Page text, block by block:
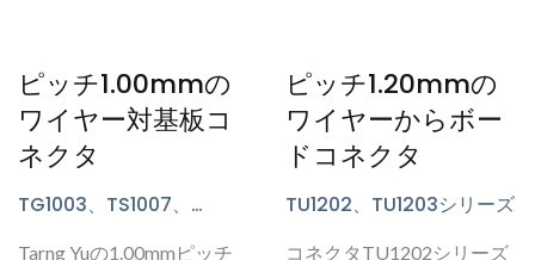
ピッチ1.00mmの
ワイヤー対基板コ
ネクタ
TG1003、TS1007、
Tarng Yuの1.00mmピッチ
ピッチ1.20mmの
ワイヤーからボー
ドコネクタ
TU1202、TU1203シリーズ
コネクタTU1202シリーズ